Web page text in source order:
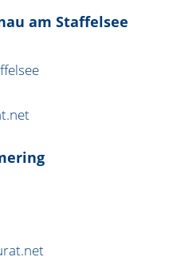
am Staffelsee